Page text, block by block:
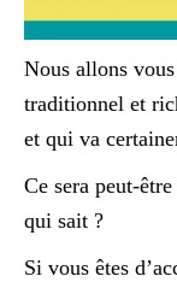
Nous allons
traditionnel et
et qui va
Ce sera peut-
qui sait ?
Si vous êtes